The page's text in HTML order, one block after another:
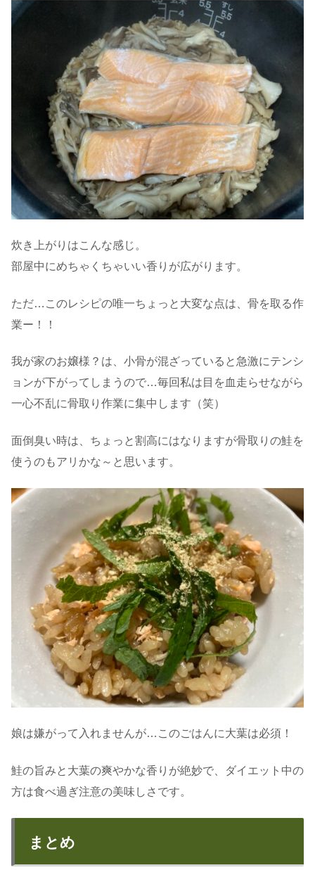
炊き上がりはこんな感じ。
部屋中にめちゃくちゃいい香りが広がります。
ただ…このレシピの唯一ちょっと大変な点は、骨を取る作
業ー！！
我が家のお嬢様？は、小骨が混ざっていると急激にテンシ
ョンが下がってしまうので…毎回私は目を血走らせながら
一心不乱に骨取り作業に集中します（笑）
面倒臭い時は、ちょっと割高にはなりますが骨取りの鮭を
使うのもアリかな～と思います。
娘は嫌がって入れませんが…このごはんに大葉は必須！
鮭の旨みと大葉の爽やかな香りが絶妙で、ダイエット中の
方は食べ過ぎ注意の美味しさです。
まとめ